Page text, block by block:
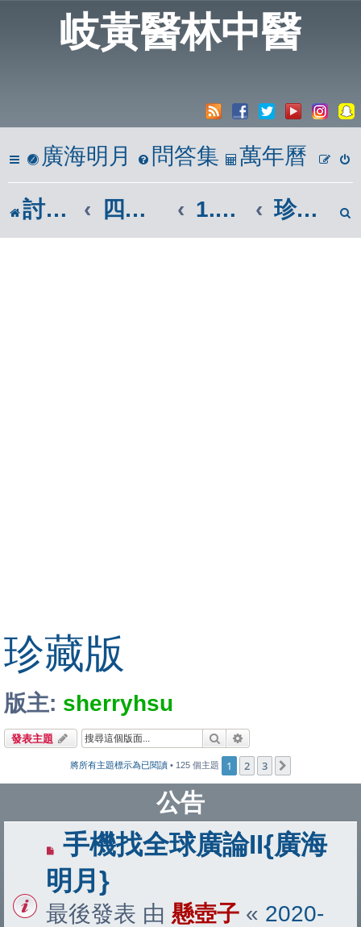
岐黃醫林中醫
廣海明月 問答集 萬年曆
討論區 四、心築情巢 1.時光倒流 珍藏版
珍藏版
版主: sherryhsu
發表主題 搜尋
將所有主題標示為已閱讀 • 125 個主題 1 2 3
公告
手機找全球廣論II{廣海
明月}
最後發表 由 懸壺子 « 2020-